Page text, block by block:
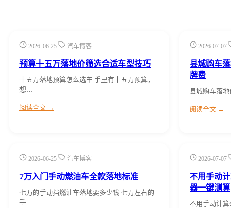
2026-06-25 汽车博客
预算十五万落地价筛选合适车型技巧
十五万落地预算怎么选车 手里有十五万预算，
想…
阅读全文 →
2026-07-07
县城购车
牌费
县城购车落地
阅读全文 →
2026-06-25 汽车博客
7万入门手动燃油车全款落地标准
七万的手动挡燃油车落地要多少钱 七万左右的
手…
2026-07-07
不用手动
器一键测算
不用手动计